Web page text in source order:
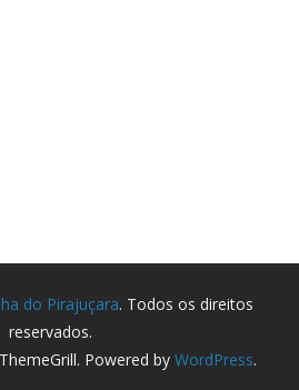
do Pirajuçara. Todos os direitos
reservados.
Powered by WordPress.